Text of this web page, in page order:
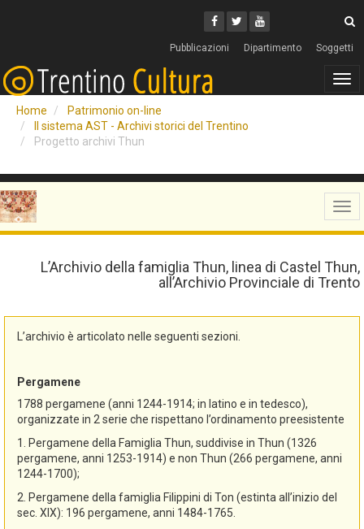
Facebook
Twitter
Youtube
Pubblicazioni Dipartimento Soggetti
Home
Patrimonio on-line
Il sistema AST - Archivi storici del Trentino
Progetto archivi Thun
L’Archivio della famiglia Thun, linea di Castel Thun,
all’Archivio Provinciale di Trento
L’archivio è articolato nelle seguenti sezioni.
Pergamene
1788 pergamene (anni 1244-1914; in latino e in tedesco),
organizzate in 2 serie che rispettano l’ordinamento preesistente
1. Pergamene della Famiglia Thun, suddivise in Thun (1326
pergamene, anni 1253-1914) e non Thun (266 pergamene, anni
1244-1700);
2. Pergamene della famiglia Filippini di Ton (estinta all’inizio del
sec. XIX): 196 pergamene, anni 1484-1765.